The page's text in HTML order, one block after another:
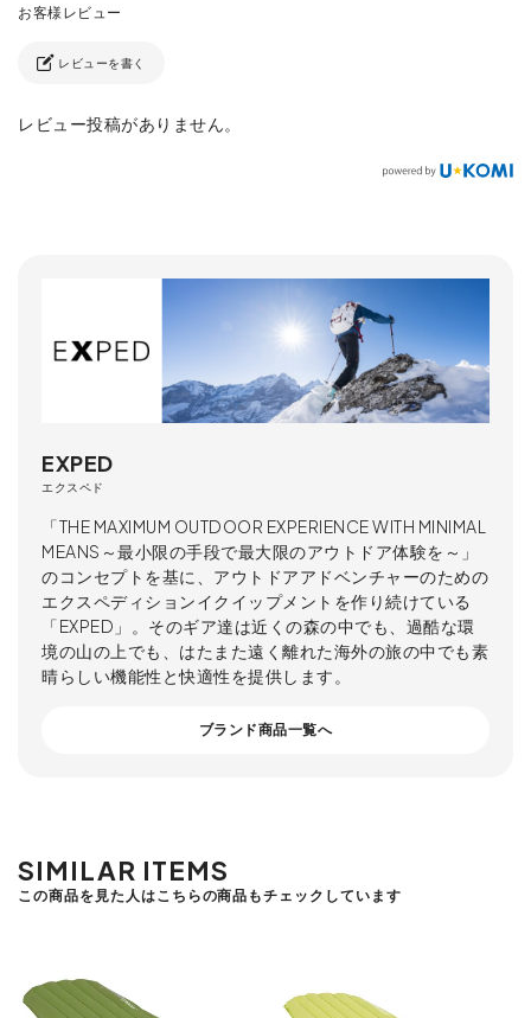
レビューを書く
レビュー投稿がありません。
EXPED
エクスペド
「THE MAXIMUM OUTDOOR EXPERIENCE WITH MINIMAL
MEANS～最小限の手段で最大限のアウトドア体験を～」
のコンセプトを基に、アウトドアアドベンチャーのための
エクスペディションイクイップメントを作り続けている
「EXPED」。そのギア達は近くの森の中でも、過酷な環
境の山の上でも、はたまた遠く離れた海外の旅の中でも素
晴らしい機能性と快適性を提供します。
ブランド商品一覧へ
SIMILAR ITEMS
この商品を見た人はこちらの商品もチェックしています